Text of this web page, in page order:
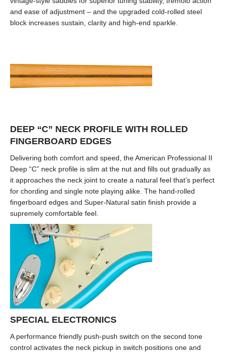
and ease of adjustment – and the upgraded cold-rolled steel
block increases sustain, clarity and high-end sparkle.
DEEP “C” NECK PROFILE WITH ROLLED
FINGERBOARD EDGES
Delivering both comfort and speed, the American Professional II
Deep “C” neck profile is slim at the nut and fills out gradually as
it approaches the neck joint to create a natural feel that’s perfect
for chording and single note playing alike. The hand-rolled
fingerboard edges and Super-Natural satin finish provide a
supremely comfortable feel.
SPECIAL ELECTRONICS
A performance friendly push-push switch on the second tone
control activates the neck pickup in switch positions one and